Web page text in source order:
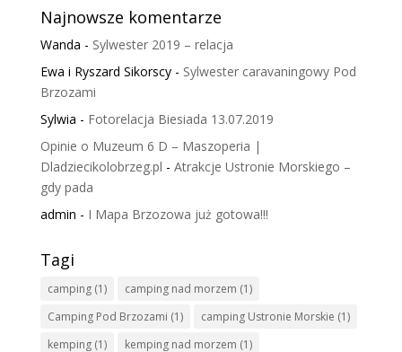
Najnowsze komentarze
Wanda - Sylwester 2019 – relacja
Ewa i Ryszard Sikorscy- Sylwester caravaningowy Pod
Brzozami
Sylwia - Fotorelacja Biesiada 13.07.2019
Opinie o Muzeum 6 D – Maszoperia |
Dladziecikolobrzeg.pl - Atrakcje Ustronie Morskiego –
gdy pada
admin - I Mapa Brzozowa już gotowa!!!
Tagi
camping(1) camping nad morzem (1)
Camping Pod Brzozami (1) camping Ustronie Morskie (1)
kemping(1) kemping nad morzem (1)